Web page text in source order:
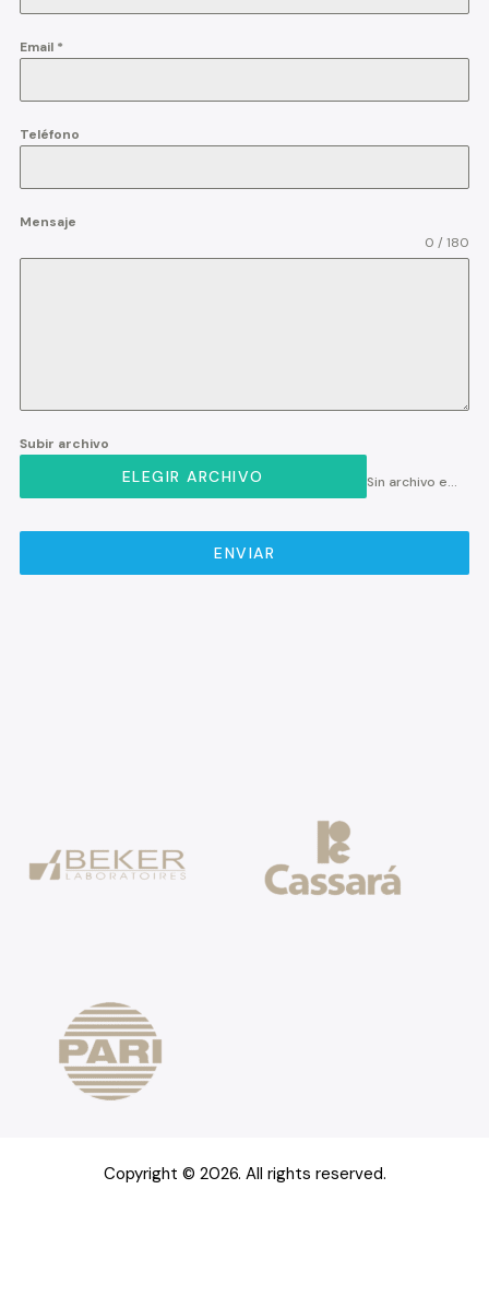
Email *
Teléfono
Mensaje
0 / 180
Subir archivo
ELEGIR ARCHIVO Sin archivo elegido
ENVIAR
Copyright © 2026. All rights reserved.